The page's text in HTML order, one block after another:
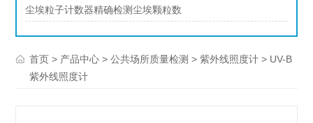
尘埃粒子计数器精确检测尘埃颗粒数
首页 > 产品中心 >公共场所质量检测 >紫外线照度计 > UV-B
紫外线照度计